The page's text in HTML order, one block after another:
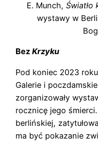
E. Munch, Światło
wystawy w
Bez Krzyku
Pod koniec 2023
Galerie i
zorganizowały
rocznicę jego
berlińskiej,
ma być pokazanie